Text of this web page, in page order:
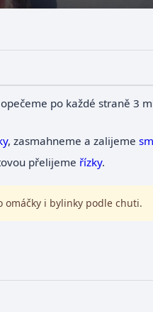
po každé straně 3
, zasmahneme a zalijeme
přelijeme řízky.
i bylinky podle chuti.